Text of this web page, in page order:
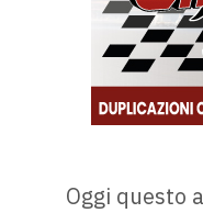
Oggi questo